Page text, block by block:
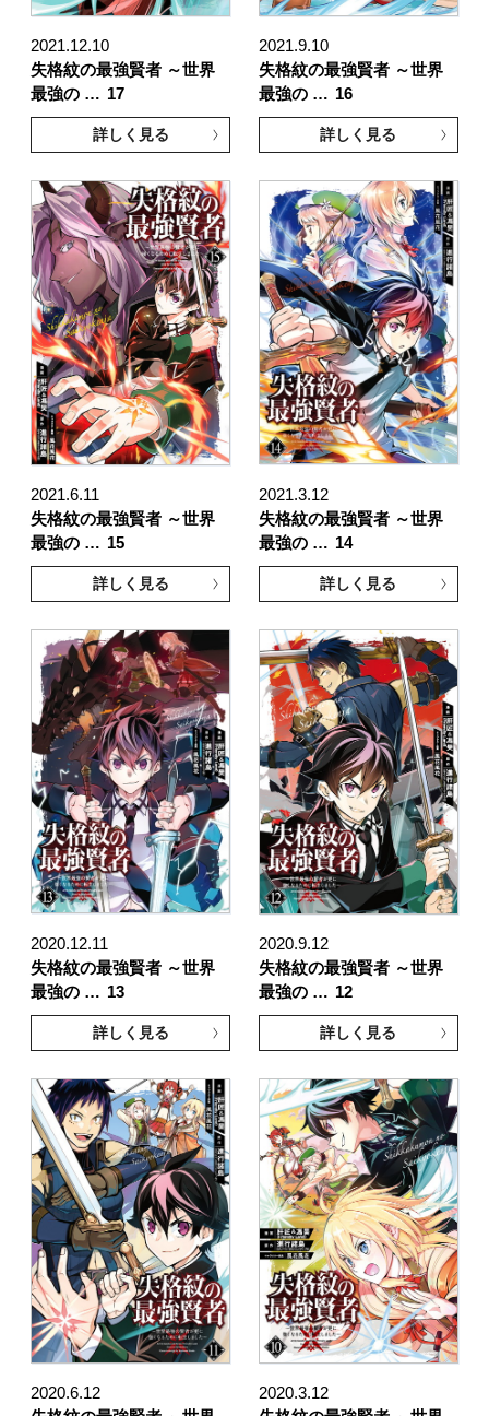
2021.12.10
失格紋の最強賢者 ～世界
最強の … 17
詳しく見る
2021.9.10
失格紋の最強賢者 ～世界
最強の … 16
詳しく見る
2021.6.11
失格紋の最強賢者 ～世界
最強の … 15
詳しく見る
2021.3.12
失格紋の最強賢者 ～世界
最強の … 14
詳しく見る
2020.12.11
失格紋の最強賢者 ～世界
最強の … 13
詳しく見る
2020.9.12
失格紋の最強賢者 ～世界
最強の … 12
詳しく見る
2020.6.12
2020.3.12